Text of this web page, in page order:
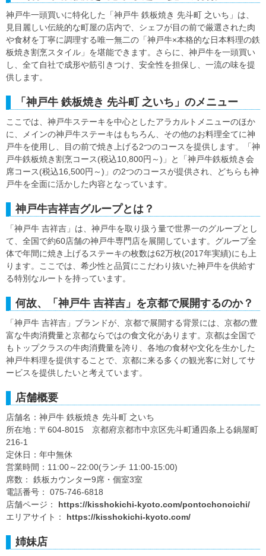
神戸牛一頭買いに特化した「神戸牛 鉄板焼き 先斗町 之いち」は、
見目麗しい伝統的な町屋の店内で、シェフが目の前で厳選された肉
や食材を丁寧に調理する唯一無二の「神戸牛×本格的な日本料理の鉄
板焼き割烹スタイル」を堪能できます。さらに、神戸牛を一頭買い
し、全て自社で成形や筋引きつけ、安全性を担保し、一流の味を提
供します。
「神戸牛 鉄板焼き 先斗町 之いち」のメニュー
ここでは、神戸牛ステーキを中心としたアラカルトメニューのほか
に、メインの神戸牛ステーキはもちろん、その他のお料理全てに神
戸牛を使用し、目の前で焼き上げる2つのコースを提供します。「神
戸牛鉄板焼き割烹コース(税込10,800円～)」と「神戸牛鉄板焼き会
席コース(税込16,500円～)」の2つのコースが提供され、どちらも神
戸牛を全面に活かした内容となっています。
神戸牛吉祥吉グループとは？
「神戸牛 吉祥吉」は、神戸牛を取り扱う量で世界一のグループとし
て、全国で約60店舗の神戸牛専門店を展開しています。グループ全
体で年間に焼き上げるステーキの枚数は62万枚(2017年実績)にも上
ります。ここでは、希少性と品質にこだわり抜いた神戸牛を供給す
る特別なルートを持っています。
何故、「神戸牛 吉祥吉」を京都で展開するのか？
「神戸牛 吉祥吉」ブランドが、京都で展開する背景には、京都の豊
富な牛肉消費量と京都ならではの食文化があります。京都は全国で
もトップクラスの牛肉消費量を誇り、各地の食材や文化を生かした
神戸牛料理を提供することで、京都に来る多くの観光客に対してサ
ービスを提供したいと考えています。
店舗概要
店舗名：神戸牛 鉄板焼き 先斗町 之いち
所在地：〒604-8015 京都府京都市中京区先斗町通四条上る鍋屋町
216-1
定休日：年中無休
営業時間：11:00～22:00(ランチ 11:00-15:00)
席数： 鉄板カウンター9席・個室3室
電話番号： 075-746-6818
店舗ページ： https://kisshokichi-kyoto.com/pontochonoichi/
エリアサイト： https://kisshokichi-kyoto.com/
姉妹店